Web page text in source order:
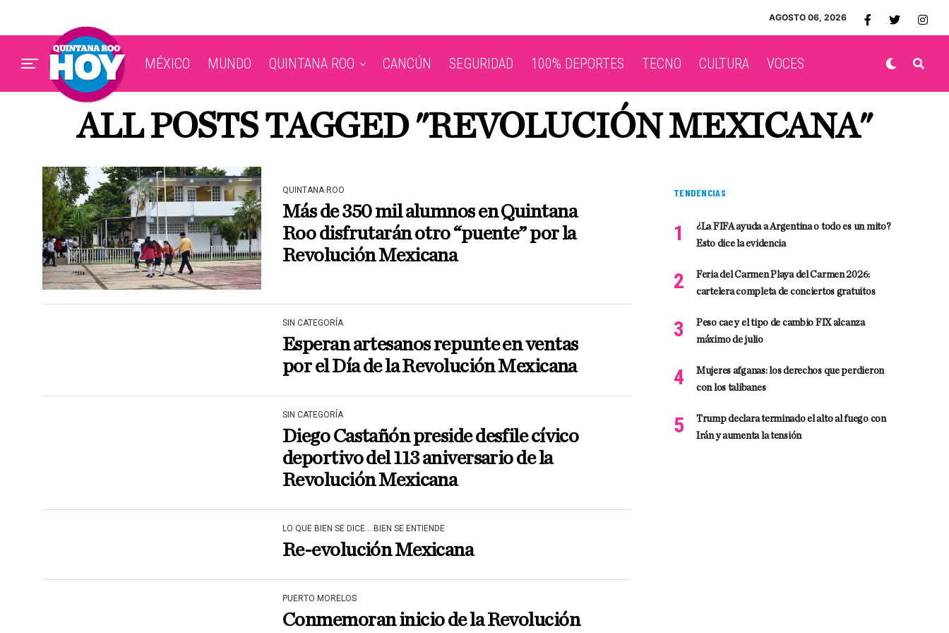
AGOSTO 06, 2026
MÉXICO MUNDO QUINTANA ROO CANCÚN SEGURIDAD 100% DEPORTES TECNO CULTURA VOCES
ALL POSTS TAGGED "REVOLUCIÓN MEXICANA"
QUINTANA ROO
Más de 350 mil alumnos en Quintana
Roo disfrutarán otro “puente” por la
Revolución Mexicana
SIN CATEGORÍA
Esperan artesanos repunte en ventas
por el Día de la Revolución Mexicana
SIN CATEGORÍA
Diego Castañón preside desfile cívico
deportivo del 113 aniversario de la
Revolución Mexicana
LO QUE BIEN SE DICE... BIEN SE ENTIENDE
Re-evolución Mexicana
PUERTO MORELOS
Conmemoran inicio de la Revolución
TENDENCIAS
¿La FIFA ayuda a Argentina o todo es un mito?
Esto dice la evidencia
Feria del Carmen Playa del Carmen 2026:
cartelera completa de conciertos gratuitos
Peso cae y el tipo de cambio FIX alcanza
máximo de julio
Mujeres afganas: los derechos que perdieron
con los talibanes
Trump declara terminado el alto al fuego con
Irán y aumenta la tensión